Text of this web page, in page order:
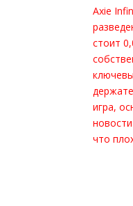
Axie
стоит
игра,
что